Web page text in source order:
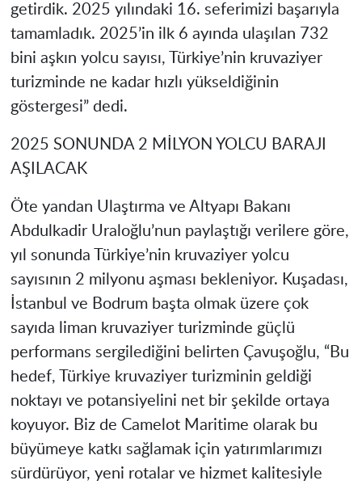
getirdik. 2025 yılındaki 16. seferimizi başarıyla
tamamladık. 2025’in ilk 6 ayında ulaşılan 732
bini aşkın yolcu sayısı, Türkiye’nin kruvaziyer
turizminde ne kadar hızlı yükseldiğinin
göstergesi” dedi.
2025 SONUNDA 2 MİLYON YOLCU BARAJI
AŞILACAK
Öte yandan Ulaştırma ve Altyapı Bakanı
Abdulkadir Uraloğlu’nun paylaştığı verilere göre,
yıl sonunda Türkiye’nin kruvaziyer yolcu
sayısının 2 milyonu aşması bekleniyor. Kuşadası,
İstanbul ve Bodrum başta olmak üzere çok
sayıda liman kruvaziyer turizminde güçlü
performans sergilediğini belirten Çavuşoğlu, “Bu
hedef, Türkiye kruvaziyer turizminin geldiği
noktayı ve potansiyelini net bir şekilde ortaya
koyuyor. Biz de Camelot Maritime olarak bu
büyümeye katkı sağlamak için yatırımlarımızı
sürdürüyor, yeni rotalar ve hizmet kalitesiyle